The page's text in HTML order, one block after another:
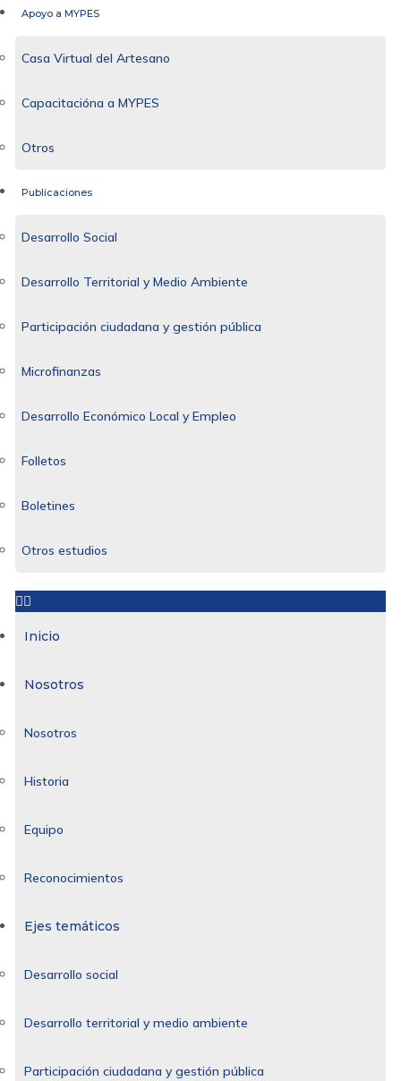
Apoyo a MYPES
Casa Virtual del Artesano
Capacitacióna a MYPES
Otros
Publicaciones
Desarrollo Social
Desarrollo Territorial y Medio Ambiente
Participación ciudadana y gestión pública
Microfinanzas
Desarrollo Económico Local y Empleo
Folletos
Boletines
Otros estudios
Inicio
Nosotros
Nosotros
Historia
Equipo
Reconocimientos
Ejes temáticos
Desarrollo social
Desarrollo territorial y medio ambiente
Participación ciudadana y gestión pública